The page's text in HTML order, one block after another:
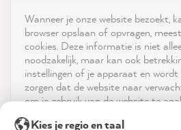
Service
Neem contact op met
Wanneer je onze website bezoekt,
browser opslaan of opvragen,
cookies. Deze informatie is niet
noodzakelijk, maar kan ook
instellingen of je apparaat en
zorgen dat de website naar
om je gebruik van de website te
Kies je regio en taal